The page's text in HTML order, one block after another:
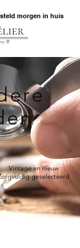
Vintage en nieuw
geselecteerd
morgen in huis